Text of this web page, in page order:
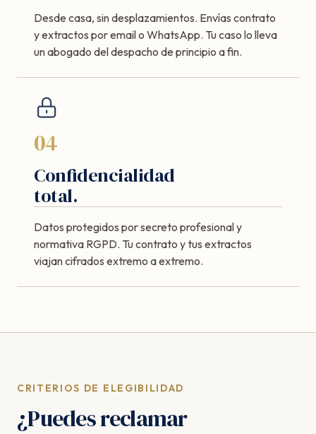
Desde casa, sin desplazamientos. Envías contrato
y extractos por email o WhatsApp. Tu caso lo lleva
un abogado del despacho de principio a fin.
04
Confidencialidad
total.
Datos protegidos por secreto profesional y
normativa RGPD. Tu contrato y tus extractos
viajan cifrados extremo a extremo.
CRITERIOS DE ELEGIBILIDAD
¿Puedes reclamar